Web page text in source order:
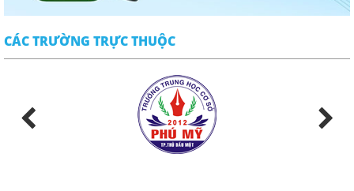
CÁC TRƯỜNG TRỰC THUỘC